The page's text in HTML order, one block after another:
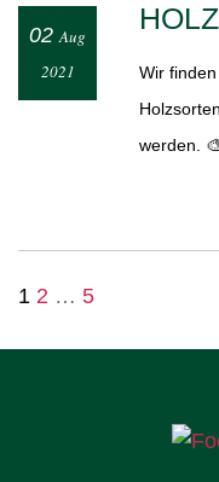
02 Aug
2021
Wir
werden.
Seite
1 Seite
2 … Seite
5Nächste